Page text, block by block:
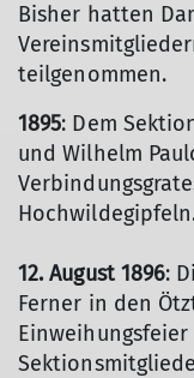
Bisher hatten
teilgenommen.
1895: Dem
und Wilhelm
12. August 1896:
Ferner in den